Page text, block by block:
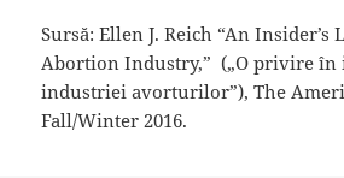
Sursă: Ellen J. Reich “An Insider’s
Abortion Industry,” („O privire
industriei avorturilor”), The
Fall/Winter 2016.